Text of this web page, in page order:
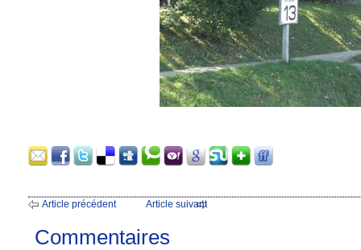
Article précédent Article suivant
Commentaires